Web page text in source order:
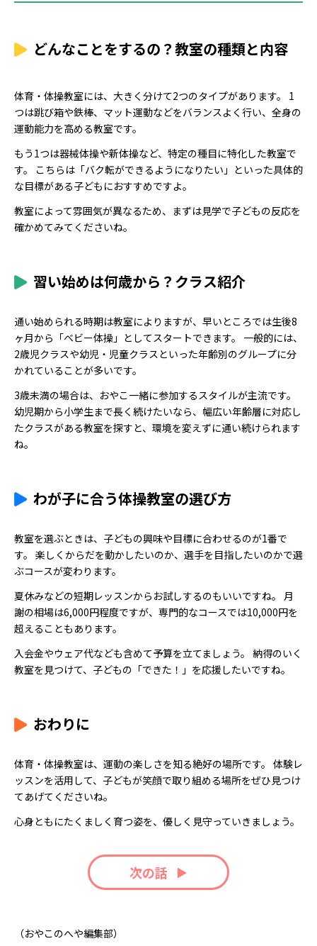
どんなことをするの？教室の種類と内容
体育・体操教室には、大きく分けて2つのタイプがあります。 1
つは跳び箱や鉄棒、マット運動などをバランスよく行い、全身の
運動能力を高める教室です。
もう1つは器械体操や新体操など、特定の種目に特化した教室で
す。 こちらは「バク転ができるようになりたい」といった具体的
な目標がある子どもにおすすめですよ。
教室によって雰囲気が異なるため、まずは見学で子どもの反応を
確かめてみてくださいね。
習い始めは何歳から？クラス紹介
通い始められる時期は教室によりますが、早いところでは生後8
ヶ月から「ベビー体操」としてスタートできます。 一般的には、
2歳児クラスや幼児・児童クラスといった年齢別のグループに分
かれていることが多いです。
3歳未満の場合は、おやこ一緒に参加するスタイルが主流です。
幼児期から小学生まで長く続けたいなら、幅広い年齢層に対応し
たクラスがある教室を探すと、環境を変えずに通い続けられます
ね。
わが子に合う体操教室の選び方
教室を選ぶときは、子どもの興味や目標に合わせるのが1番で
す。 楽しくからだを動かしたいのか、選手を目指したいのかで選
ぶコースが変わります。
夏休みなどの短期レッスンからお試しするのもいいですね。 月
謝の相場は6,000円程度ですが、専門的なコースでは10,000円を
超えることもあります。
入会金やウェア代なども含めて予算を立てましょう。 納得のいく
教室を見つけて、子どもの「できた！」を応援したいですね。
おわりに
体育・体操教室は、運動の楽しさを知る絶好の場所です。 体験レ
ッスンを活用して、子どもが笑顔で取り組める場所をぜひ見つけ
てあげてくださいね。
心身ともにたくましく育つ姿を、優しく見守っていきましょう。
次の話
（おやこのへや編集部）